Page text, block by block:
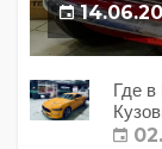
Где